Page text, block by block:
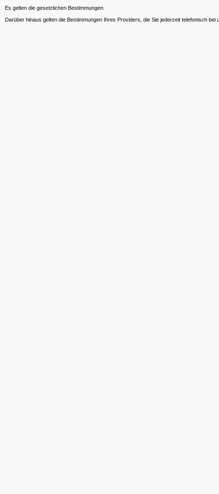
Es gelten die gesetzlichen Bestimmungen.
Darüber hinaus gelten die Bestimmungen Ihres Providers, die Sie jederzeit telefonisch bei